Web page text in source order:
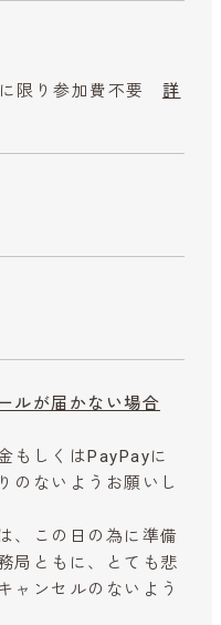
限り参加費不要 詳
ルが届かない場合
もしくはPayPayに
のないようお願いし
、この日の為に準備
局ともに、とても悲
ャンセルのないよう